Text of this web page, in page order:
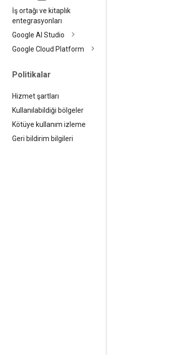
İş ortağı ve kitaplık
entegrasyonları
Google AI Studio
Google Cloud Platform
Politikalar
Hizmet şartları
Kullanılabildiği bölgeler
Kötüye kullanım izleme
Geri bildirim bilgileri